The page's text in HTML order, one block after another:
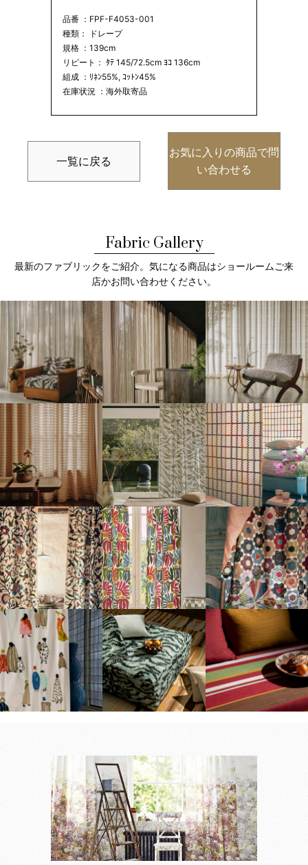
品番 ：FPF-F4053-001
種類： ドレープ
規格 ：139cm
リピート： ﾀﾃ 145/72.5cm ﾖｺ 136cm
組成 ：ﾘﾈﾝ55%, ｺｯﾄﾝ45%
在庫状況 ：海外取寄品
一覧に戻る
お気に入りの商品で問
い合わせる
Fabric Gallery
最新のファブリックをご紹介。気になる商品はショールームご来
店かお問い合わせください。